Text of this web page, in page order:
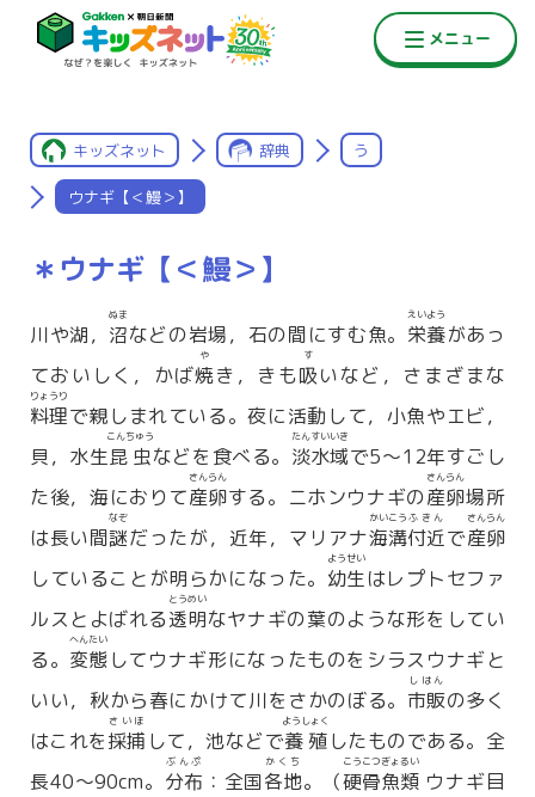
キッズネット 辞典 う
ウナギ【＜鰻＞】
＊ウナギ【＜鰻＞】
川や湖， 沼
ぬま
などの岩場，石の間にすむ魚。 栄養
えいよう
があっ
ておいしく，かば焼
や
き，きも吸
す
いなど，さまざまな
料理
りょうり
で親しまれている。夜に活動して，小魚やエビ，
貝，水生昆虫
こんちゅう
などを食べる。 淡水域
たんすいいき
で5〜12年すごし
た後，海におりて産卵
さんらん
する。ニホンウナギの産卵
さんらん
場所
は長い間謎
なぞ
だったが，近年，マリアナ海溝
かいこう
付近
ふきん
で産卵
さんらん
していることが明らかになった。 幼生
ようせい
はレプトセファ
ルスとよばれる透明
とうめい
なヤナギの葉のような形をしてい
る。 変態
へんたい
してウナギ形になったものをシラスウナギと
いい，秋から春にかけて川をさかのぼる。 市販
しはん
の多く
はこれを採捕
さいほ
して，池などで養殖
ようしょく
したものである。全
長40〜90cm。 分布
ぶんぷ
：全国各地
かくち
。（硬骨魚類
こうこつぎょるい
ウナギ目